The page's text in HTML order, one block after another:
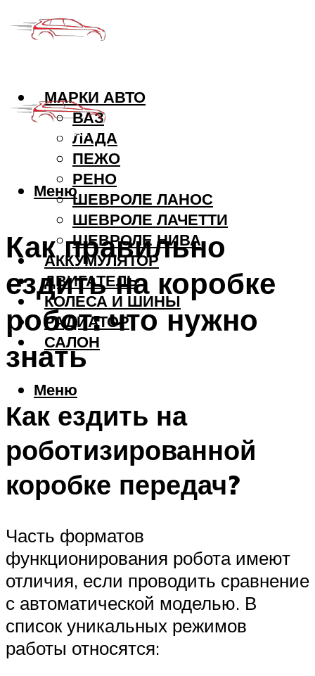
МАРКИ АВТО
ВАЗ
ЛАДА
ПЕЖО
РЕНО
ШЕВРОЛЕ ЛАНОС
ШЕВРОЛЕ ЛАЧЕТТИ
ШЕВРОЛЕ НИВА
АККУМУЛЯТОР
ДВИГАТЕЛЬ
КОЛЕСА И ШИНЫ
РАДИАТОР
САЛОН
Меню
Меню
Как правильно
ездить на коробке
робот: что нужно
знать
Как ездить на
роботизированной
коробке передач?
Часть форматов
функционирования робота имеют
отличия, если проводить сравнение
с автоматической моделью. В
список уникальных режимов
работы относятся: